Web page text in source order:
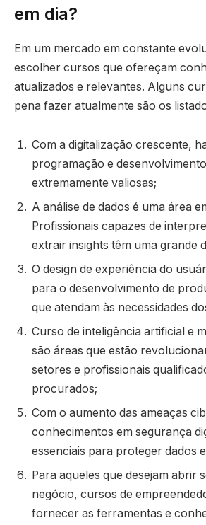
em dia?
Em um mercado em constante
escolher cursos que ofereçam
atualizados e relevantes. Alguns
pena fazer atualmente são os
Com a digitalização crescente,
programação e
extremamente valiosas;
A análise de dados é uma área
Profissionais capazes de
extrair insights têm uma grande
O design de experiência do
para o desenvolvimento de
que atendam às necessidades
Curso de inteligência artificial e
são áreas que estão
setores e profissionais
procurados;
Com o aumento das ameaças
conhecimentos em segurança
essenciais para proteger dados
Para aqueles que desejam abrir
negócio, cursos de
fornecer as ferramentas e